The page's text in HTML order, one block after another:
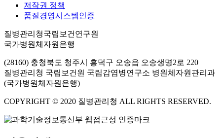
저작권 정책
품질경영시스템인증
질병관리청국립보건연구원
국가병원체자원은행
(28160) 충청북도 청주시 흥덕구 오송읍 오송생명2로 220
질병관리청 국립보건원 국립감염병연구소 병원체자원관리과
(국가병원체자원은행)
COPYRIGHT © 2020 질병관리청 ALL RIGHTS RESERVED.